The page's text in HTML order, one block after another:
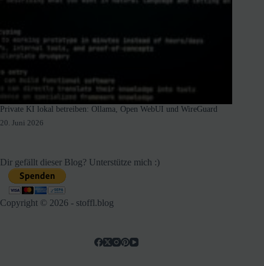
Private KI lokal betreiben: Ollama, Open WebUI und WireGuard
20. Juni 2026
Dir gefällt dieser Blog? Unterstütze mich :)
Copyright © 2026 - stoffl.blog